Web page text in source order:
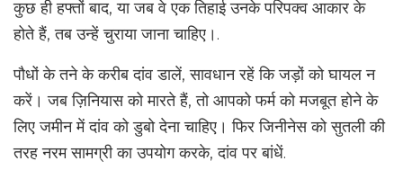
कुछ ही हफ्तों बाद, या जब वे एक तिहाई उनके परिपक्व आकार के
होते हैं, तब उन्हें चुराया जाना चाहिए।.
पौधों के तने के करीब दांव डालें, सावधान रहें कि जड़ों को घायल न
करें। जब ज़िनियास को मारते हैं, तो आपको फर्म को मजबूत होने के
लिए जमीन में दांव को डुबो देना चाहिए। फिर जिनीनेस को सुतली की
तरह नरम सामग्री का उपयोग करके, दांव पर बांधें.